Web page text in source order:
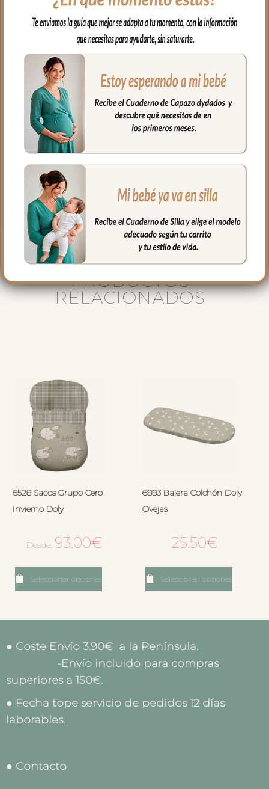
estampada. Con un relleno de micro fibra
hueca para mayor confort del bebé y
buena transpirabilidad. Por el revés un
tejido rejilla 3D muy consistente para una
mejor ventilación.
Ojales en respaldo y culete para la salida
de arneses. Traseras ajustadas con goma
en la parte superior y en la inferior para
que quede bien sujeta.
**Puedes lavar a mano o en lavadora,
siempre agua fría, jabones no abrasivos y
secado al natural.
PRODUCTOS
RELACIONADOS
6528 Sacos Grupo Cero
Invierno Doly
Desde: 93.00€
Seleccionar opciones
6883 Bajera Colchón Doly
Ovejas
25.50€
Seleccionar opciones
● Coste Envío 3.90€ a la Península.
-Envío incluido para compras
superiores a 150€.
● Fecha tope servicio de pedidos 12 días
laborables.
● Contacto